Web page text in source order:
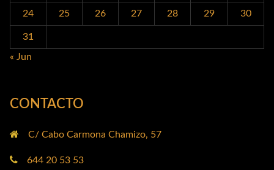
24 25 26 27 28 29 30
31
« Jun
CONTACTO
C/ Cabo Carmona Chamizo, 57
644 20 53 53